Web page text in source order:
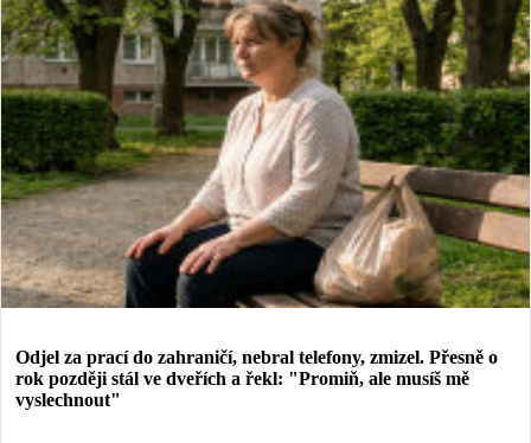
Odjel za prací do zahraničí, nebral telefony, zmizel. Přesně o
rok později stál ve dveřích a řekl: "Promiň, ale musíš mě
vyslechnout"